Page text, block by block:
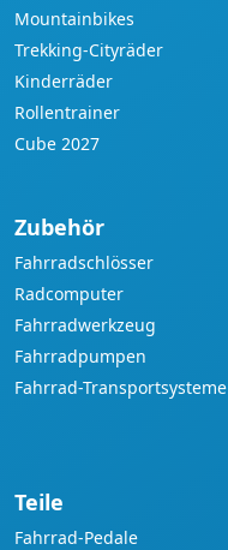
Mountainbikes
Trekking-Cityräder
Kinderräder
Rollentrainer
Cube 2027
Zubehör
Fahrradschlösser
Radcomputer
Fahrradwerkzeug
Fahrradpumpen
Fahrrad-Transportsysteme
Teile
Fahrrad-Pedale